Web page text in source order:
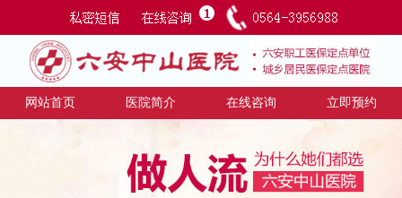
网站首页 医院简介 在线咨询 立即预约